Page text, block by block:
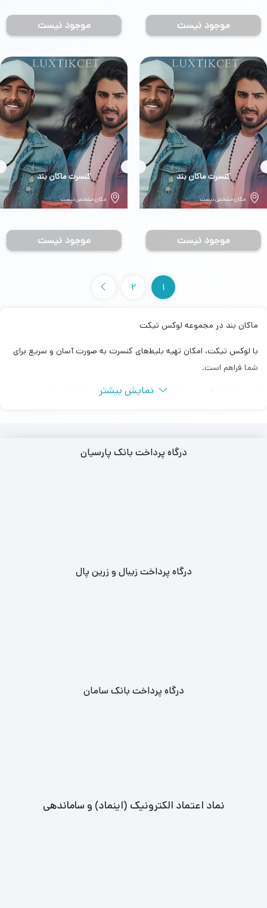
موجود نیست موجود نیست
بلیط
کنسرت ماکان بند
مکان مشخص نیست
موجود نیست
بلیط
کنسرت ماکان بند
مکان مشخص نیست
موجود نیست
1
2
ماکان بند در مجموعه لوکس تیکت
با لوکس تیکت، امکان تهیه بلیط‌های کنسرت به صورت آسان و سریع برای
شما فراهم است.
از جمله بلیط‌ کنسرت ها در شهرهای تهران، اصفهان، شیراز، اهواز و …
مجموعه لوکس تیکت ارائه‌ دهنده بلیط‌ های کنسرت با قیمت مناسب و
فوری بلیط‌ ها نیز وجود دارد.
نمایش بیشتر
درگاه پرداخت بانک پارسیان
درگاه پرداخت زیبال و زرین پال
درگاه پرداخت بانک سامان
نماد اعتماد الکترونیک (اینماد) و ساماندهی